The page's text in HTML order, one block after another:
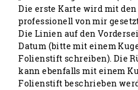
Die erste Karte wird mit
professionell von mir
Die Linien auf den
Datum (bitte mit einem
Folienstift schreiben). Die
kann ebenfalls mit einem
Folienstift beschrieben